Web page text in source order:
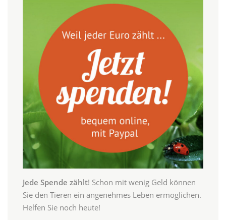
Jede Spende zählt! Schon mit wenig Geld können
Sie den Tieren ein angenehmes Leben ermöglichen.
Helfen Sie noch heute!